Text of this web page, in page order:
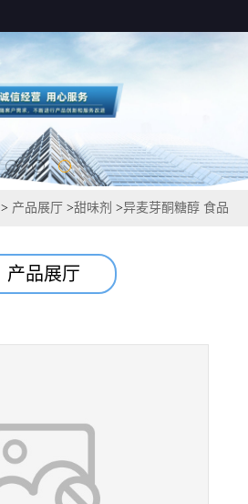
> 产品展厅 >甜味剂 >异麦芽酮糖醇 食品
产品展厅